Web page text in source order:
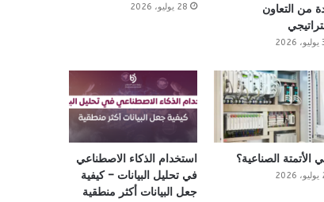
من التعاون
28 يوليو، 2026
الأتمتة الصناعية؟
استخدام الذكاء الاصطناعي
في تحليل البيانات – كيفية
جعل البيانات أكثر منطقية